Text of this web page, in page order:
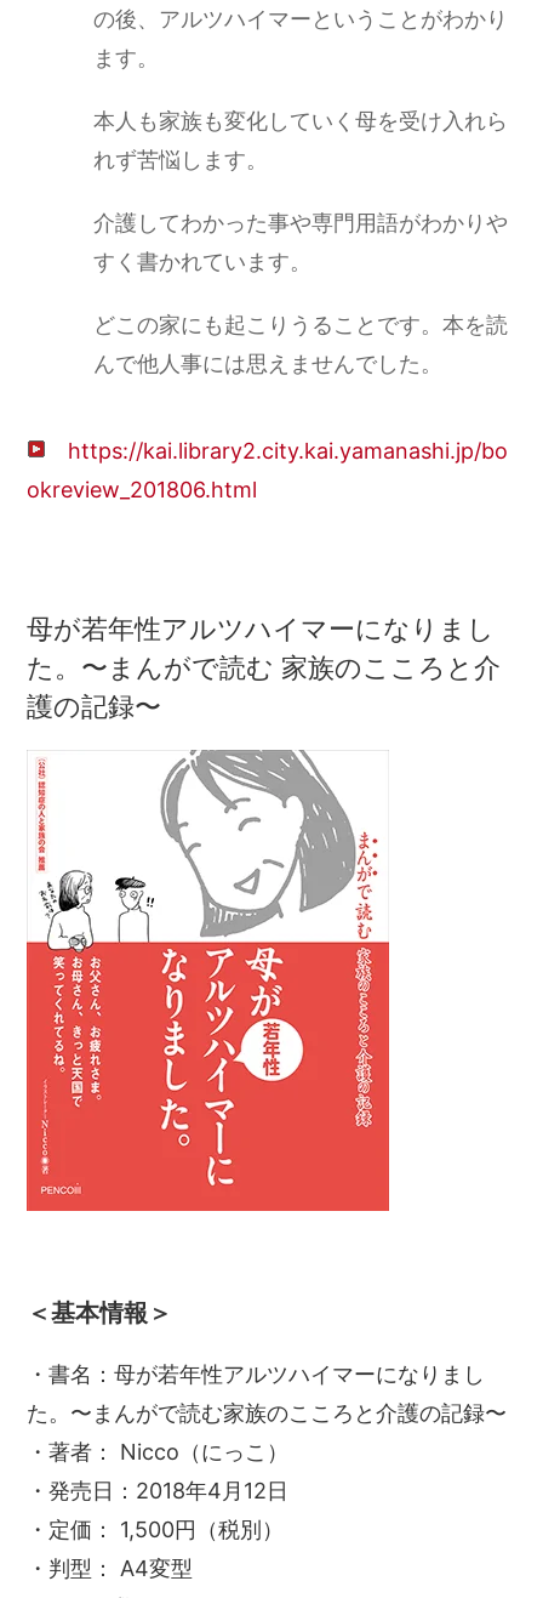
の後、アルツハイマーということがわかり
ます。
本人も家族も変化していく母を受け入れら
れず苦悩します。
介護してわかった事や専門用語がわかりや
すく書かれています。
どこの家にも起こりうることです。本を読
んで他人事には思えませんでした。
https://kai.library2.city.kai.yamanashi.jp/bo
okreview_201806.html
母が若年性アルツハイマーになりまし
た。〜まんがで読む 家族のこころと介
護の記録〜
＜基本情報＞
・書名：母が若年性アルツハイマーになりまし
た。〜まんがで読む家族のこころと介護の記録〜
・著者： Nicco（にっこ）
・発売日：2018年4月12日
・定価： 1,500円（税別）
・判型： A4変型